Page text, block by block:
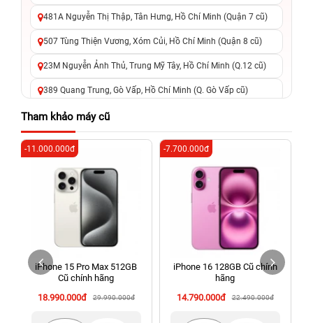
481A Nguyễn Thị Thập, Tân Hưng, Hồ Chí Minh (Quận 7 cũ)
507 Tùng Thiện Vương, Xóm Củi, Hồ Chí Minh (Quận 8 cũ)
23M Nguyễn Ảnh Thủ, Trung Mỹ Tây, Hồ Chí Minh (Q.12 cũ)
389 Quang Trung, Gò Vấp, Hồ Chí Minh (Q. Gò Vấp cũ)
625 - 625A Âu Cơ, Tân Phú, Hồ Chí Minh (Quận Tân Phú cũ)
326 Lê Văn Việt, Tăng Nhơn Phú, Hồ Chí Minh (Q.9 TP. Thủ
Đức cũ)
256 Võ Văn Ngân, Thủ Đức, Hồ Chí Minh (Bình Thọ, TP. Thủ
Đức Cũ)
70 Nguyễn An Ninh, Dĩ An, Hồ Chí Minh (Bình Dương Cũ)
24h Vũng Tàu: 162A Ba Cu, Vũng Tàu, Hồ Chí Minh (TP. Vũng
Tàu cũ)
198 Hoàng Văn Thụ, Tân Sơn Nhất, Hồ Chí Minh (Tân Bình
Tham khảo máy cũ
iPhone 15 Pro Max 512GB
Cũ chính hãng
18.990.000đ
29.990.000đ
-11.000.000đ
iPhone 16 128GB Cũ chính
hãng
14.790.000đ
22.490.000đ
-7.700.000đ